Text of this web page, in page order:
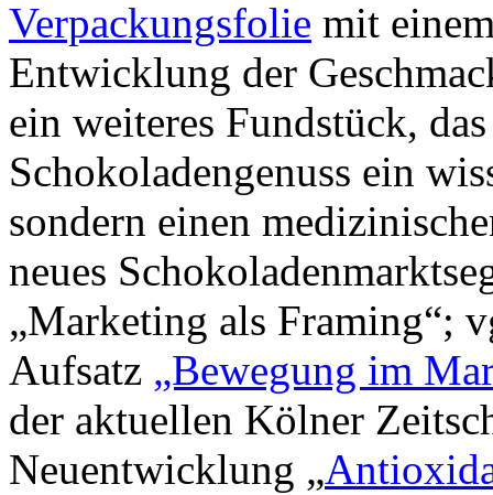
Verpackungsfolie mit
Entwicklung der
ein weiteres Fundstück,
Schokoladengenuss ein
sondern einen
neues
„Marketing als Framing“;
Aufsatz „Bewegung im
der aktuellen Kölner
Neuentwicklung „